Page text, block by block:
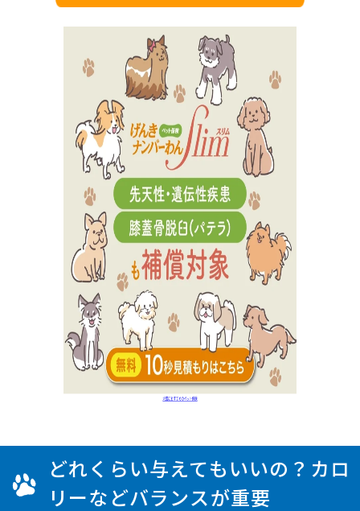
どれくらい与えてもいいの？カロ
リーなどバランスが重要